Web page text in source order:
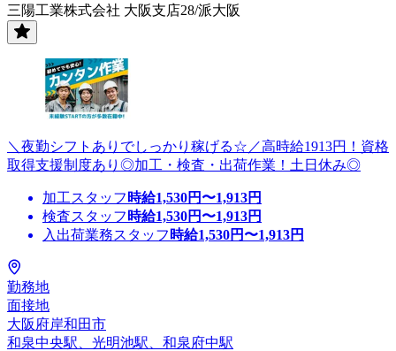
三陽工業株式会社 大阪支店28/派大阪
＼夜勤シフトありでしっかり稼げる☆／高時給1913円！資格
取得支援制度あり◎加工・検査・出荷作業！土日休み◎
加工スタッフ 時給1,530円〜1,913円
検査スタッフ 時給1,530円〜1,913円
入出荷業務スタッフ 時給1,530円〜1,913円
勤務地
面接地
大阪府岸和田市
和泉中央駅、光明池駅、和泉府中駅